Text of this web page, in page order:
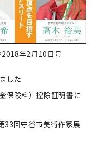
年2月10日号
した
保険料）控除証明書に
回守谷市美術作家展